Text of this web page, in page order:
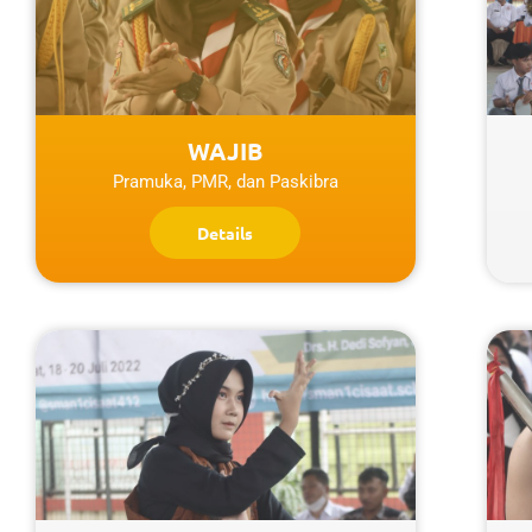
WAJIB
Pramuka, PMR, dan Paskibra
Details